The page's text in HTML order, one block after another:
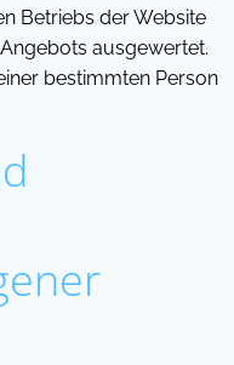
Betriebs der Website
ausgewertet.
bestimmten Person